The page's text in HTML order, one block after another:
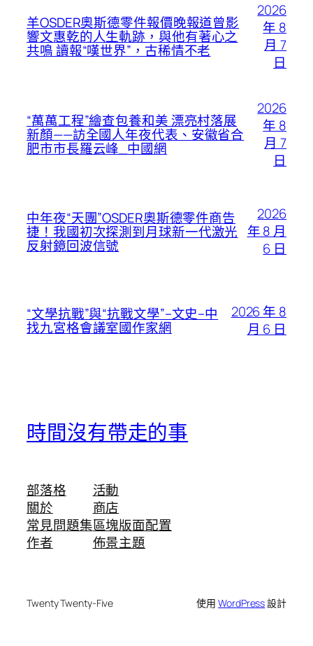
羊OSDER奧斯德零件報價晚報道曾影
響文惠乾的人生軌跡，與他有著心之
共鳴 讀報“嘆世界”，古稀情不老
2026
年 8
月 7
日
“萬萬工程”繪查包養和美 漂亮村落展
新顏——訪全國人年夜代表、安徽省合
肥市市長羅云峰_中國網
2026
年 8
月 7
日
中年夜“天團”OSDER奧斯德零件商告
捷！我國初次探測到月球新一代激光
反射鏡回波信號
2026
年 8 月
6 日
“文學抗戰”與“抗戰文學”–文史–中
找九宮格會議室國作家網
2026 年 8
月 6 日
時間沒有帶走的事
部落格
關於
常見問題集
作者
活動
商店
區塊版面配置
佈景主題
Twenty Twenty-Five 使用WordPress設計